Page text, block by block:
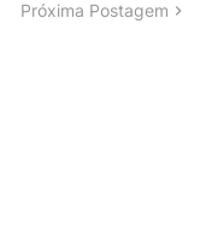
Próxima Postagem